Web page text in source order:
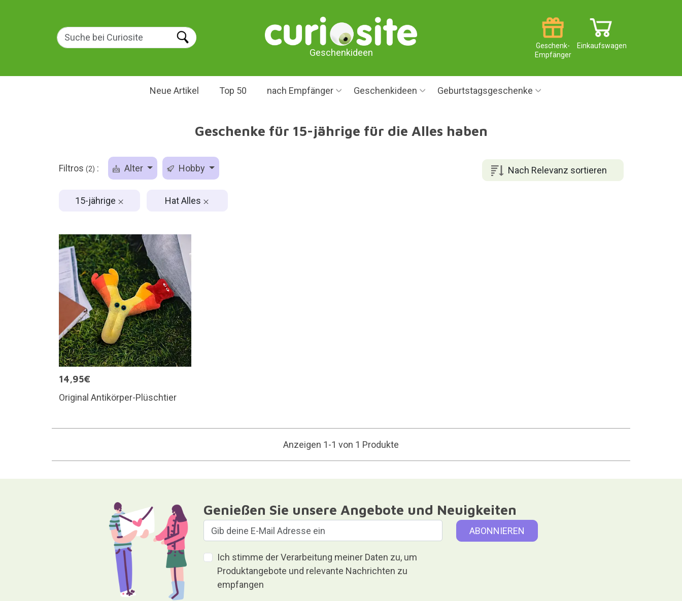
Geschenkideen
Einkaufswagen
Geschenk-
Empfänger
Neue Artikel Top 50 nach Empfänger Geschenkideen Geburtstagsgeschenke
Geschenke für 15-jährige für die Alles haben
Nach Relevanz sortieren
Filtros (2) : Alter Hobby
15-jährige Hat Alles
14,95€
Original Antikörper-Plüschtier
Anzeigen 1-1 von 1 Produkte
Genießen Sie unsere Angebote und Neuigkeiten
Ich stimme der Verarbeitung meiner Daten zu, um
Produktangebote und relevante Nachrichten zu
empfangen